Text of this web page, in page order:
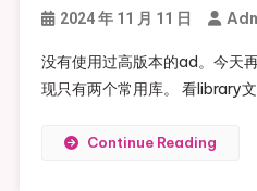
2024 年 11 月 11 日
没有使用过高版本的ad。今天
现只有两个常用库。 看library
Continue Reading